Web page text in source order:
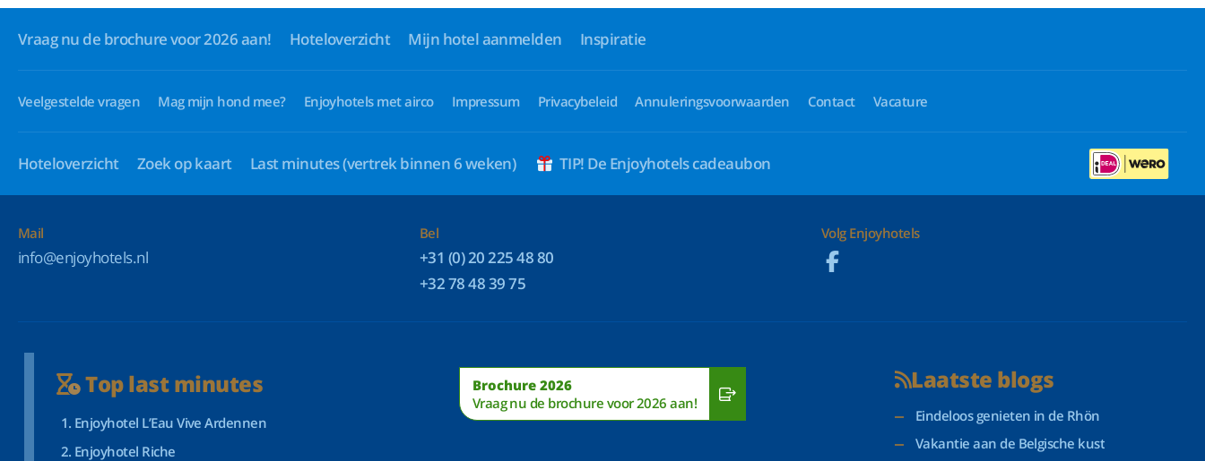
Vraag nu de brochure voor 2026 aan! Hoteloverzicht Mijn hotel aanmelden Inspiratie
Veelgestelde vragen Mag mijn hond mee? Enjoyhotels met airco Impressum Privacybeleid Annuleringsvoorwaarden Contact Vacature
Hoteloverzicht Zoek op kaart Last minutes(vertrek binnen 6 weken) TIP! De Enjoyhotels cadeaubon
Mail
info@enjoyhotels.nl
Bel
+31 (0) 20 225 48 80
+32 78 48 39 75
Volg Enjoyhotels
Top last minutes
Enjoyhotel L’Eau Vive Ardennen
Enjoyhotel Riche
Brochure 2026
Vraag nu de brochure voor 2026 aan!
Laatste blogs
Eindeloos genieten in de Rhön
Vakantie aan de Belgische kust